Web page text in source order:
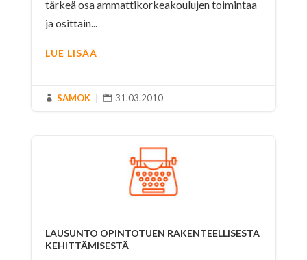
tärkeä osa ammattikorkeakoulujen toimintaa
ja osittain...
LUE LISÄÄ
 SAMOK  31.03.2010
LAUSUNTO OPINTOTUEN RAKENTEELLISESTA
KEHITTÄMISESTÄ